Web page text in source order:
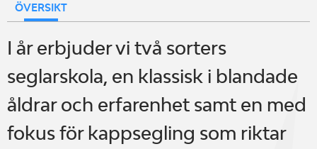
ÖVERSIKT
I år erbjuder vi två sorters
seglarskola, en klassisk i blandade
åldrar och erfarenhet samt en med
fokus för kappsegling som riktar